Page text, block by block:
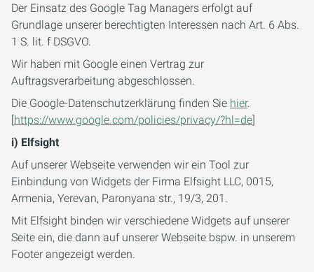
Der Einsatz des Google Tag Managers erfolgt auf
Grundlage unserer berechtigten Interessen nach Art. 6 Abs.
1 S. lit. f DSGVO.
Wir haben mit Google einen Vertrag zur
Auftragsverarbeitung abgeschlossen.
Die Google-Datenschutzerklärung finden Sie hier.
[https://www.google.com/policies/privacy/?hl=de]
i) Elfsight
Auf unserer Webseite verwenden wir ein Tool zur
Einbindung von Widgets der Firma Elfsight LLC, 0015,
Armenia, Yerevan, Paronyana str., 19/3, 201.
Mit Elfsight binden wir verschiedene Widgets auf unserer
Seite ein, die dann auf unserer Webseite bspw. in unserem
Footer angezeigt werden.